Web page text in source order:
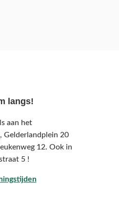
langs!
aan het
Gelderlandplein 20
12. Ook in
5 !